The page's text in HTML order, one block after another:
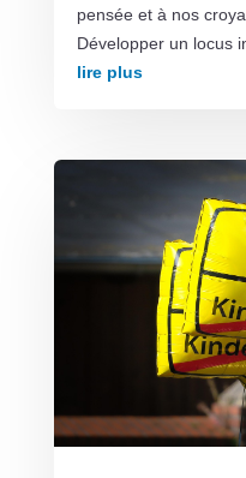
pensée et à nos
Développer un locus
lire plus